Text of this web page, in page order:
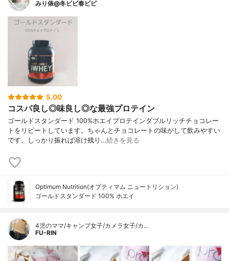
みり俵@冬ビビ春ビビ
5.00
コスパ良し◎味良し◎な最強プロテイン
ゴールドスタンダード 100%ホエイプロテインダブルリッチチョコレー
トをリピートしています。ちゃんとチョコレートの味がして飲みやすい
です。しっかり振れば溶け残り…続きを見る
Optimum Nutrition(オプティマム ニュートリション)
ゴールドスタンダード 100% ホエイ
4児のママ/キャンプ女子/カメラ女子/カ…
FU-RIN